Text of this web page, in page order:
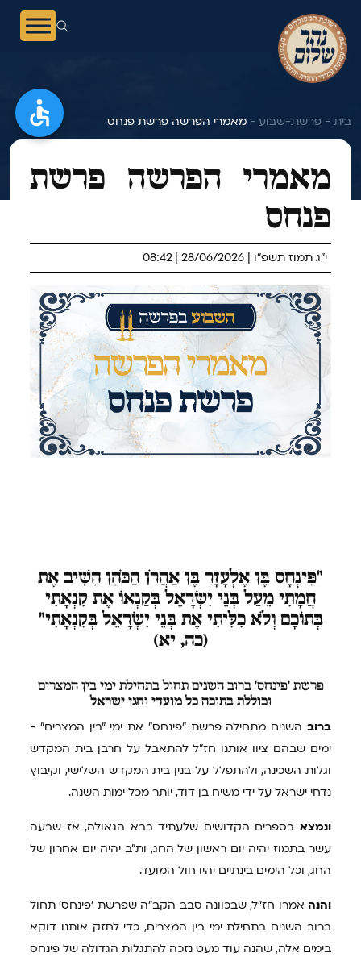
בית - פרשת-שבוע - מאמרי הפרשה פרשת פנחס
מאמרי הפרשה פרשת
פנחס
י"ג תמוז תשפ"ו | 28/06/2026 | 08:42
"פִּינְחָס בֶּן אֶלְעָזָר בֶּן אַהֲרֹן הַכֹּהֵן הֵשִׁיב אֶת
חֲמָתִי מֵעַל בְּנֵי יִשְׂרָאֵל בְּקַנְאוֹ אֶת קִנְאָתִי
בְּתוֹכָם וְלֹא כִלִּיתִי אֶת בְּנֵי יִשְׂרָאֵל בְּקִנְאָתִי"
(כה, יא)
פרשת 'פינחס' ברוב השנים תחול בתחילת ימי בין המצרים
וכוללת בתוכה כל מועדי וחגי ישראל
ברוב השנים מתחילה פרשת "פינחס" את ימי "בין המצרים" -
ימים שבהם ציוו אותנו חז"ל להתאבל על חרבן בית המקדש
וגלות השכינה, ולהתפלל על בנין בית המקדש השלישי, וקיבוץ
נדחי ישראל על ידי משיח בן דוד, יותר מכל ימות השנה.
ונמצא בספרים הקדושים שלעתיד בבא הגאולה, אז שבעה
עשר בתמוז יהיה יום ראשון של החג, ות"ב יהיה יום אחרון של
החג, וכל הימים בינתיים יהיו חול המועד.
והנה אמרו חז"ל, שבכוונה סבב הקב"ה שפרשת 'פינחס' תחול
ברוב השנים בתחילת ימי בין המצרים, כדי לחזק אותנו דוקא
בימים אלה, שהנה עוד מעט נזכה להתגלות הגדולה של פינחס